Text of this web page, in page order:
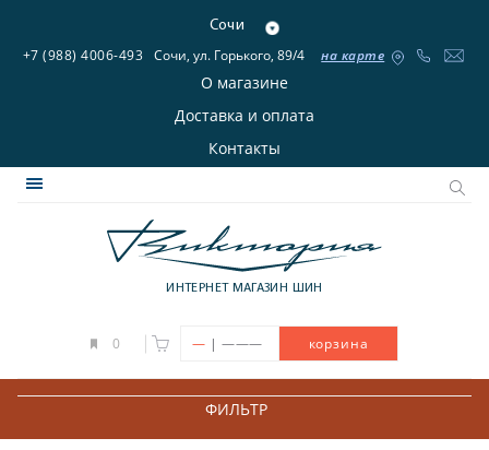
Сочи
+7 (988) 4006-493 Сочи, ул. Горького, 89/4 на карте
О магазине
Доставка и оплата
Контакты
ИНТЕРНЕТ МАГАЗИН ШИН
0 — | ——— корзина
ФИЛЬТР